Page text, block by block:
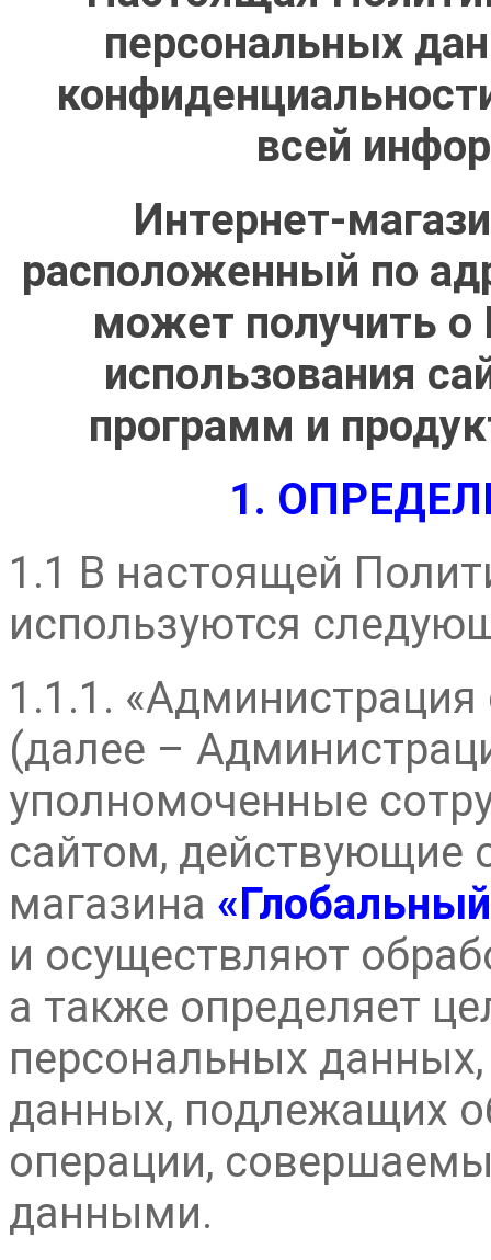
персональных
всей
Интернет-
расположенный по
может получить о
использования
программ и
1.
1.1 В настоящей
используются
1.1.1.
(далее –
уполномоченные
сайтом, действующие
магазина
и осуществляют
а также определяет
персональных
данных, подлежащих
операции,
данными.